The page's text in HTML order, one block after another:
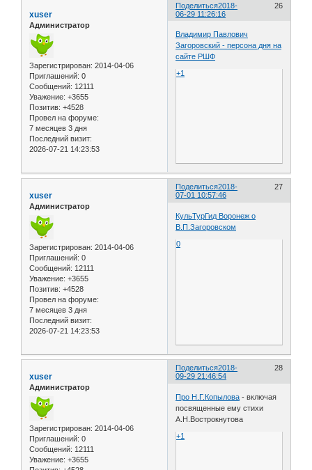
Поделиться 26
2018-
06-29 11:26:16
xuser
Администратор
Зарегистрирован: 2014-04-06
Приглашений: 0
Сообщений: 12111
Уважение: +3655
Позитив: +4528
Провел на форуме:
7 месяцев 3 дня
Последний визит:
2026-07-21 14:23:53
Владимир Павлович
Загоровский - персона дня на
сайте РШФ
+1
Поделиться 27
2018-
07-01 10:57:46
xuser
Администратор
Зарегистрирован: 2014-04-06
Приглашений: 0
Сообщений: 12111
Уважение: +3655
Позитив: +4528
Провел на форуме:
7 месяцев 3 дня
Последний визит:
2026-07-21 14:23:53
КульТурГид Воронеж о
В.П.Загоровском
0
Поделиться 28
2018-
09-29 21:46:54
xuser
Администратор
Зарегистрирован: 2014-04-06
Приглашений: 0
Сообщений: 12111
Уважение: +3655
Про Н.Г.Копылова - включая
посвященные ему стихи
А.Н.Вострокнутова
+1